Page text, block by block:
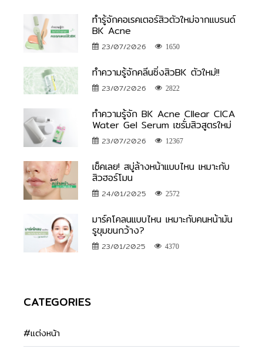
ทำรู้จักคอเรคเตอร์สิวตัวใหม่จากแบรนด์
BK Acne
23/07/2026 1650
ทำความรู้จักคลีนซิ่งสิวBK ตัวใหม่!!
23/07/2026 2822
ทำความรู้จัก BK Acne Cllear CICA
Water Gel Serum เซรั่มสิวสูตรใหม่
23/07/2026 12367
เช็คเลย! สบู่ล้างหน้าแบบไหน เหมาะกับ
สิวฮอร์โมน
24/01/2025 2572
มาร์คโคลนแบบไหน เหมาะกับคนหน้ามัน
รูขุมขนกว้าง?
23/01/2025 4370
CATEGORIES
#แต่งหน้า